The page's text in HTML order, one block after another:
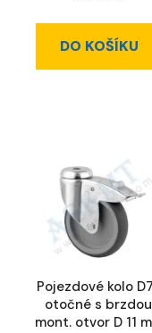
DO KOŠÍKU
Pojezdové kolo
otočné s
mont. otvor D 11